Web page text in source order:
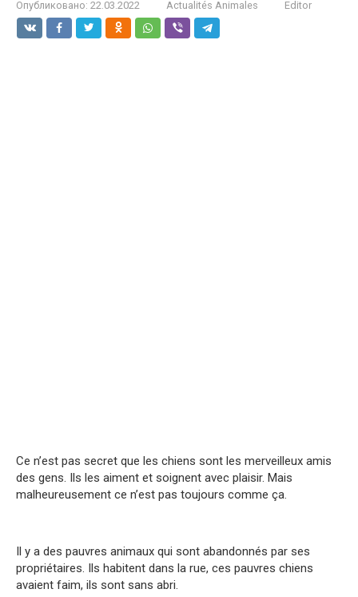
Опубликовано: 22.03.2022 Actualités Animales Editor
Ce n’est pas secret que les chiens sont les merveilleux amis
des gens. Ils les aiment et soignent avec plaisir. Mais
malheureusement ce n’est pas toujours comme ça.
Il y a des pauvres animaux qui sont abandonnés par ses
propriétaires. Ils habitent dans la rue, ces pauvres chiens
avaient faim, ils sont sans abri.